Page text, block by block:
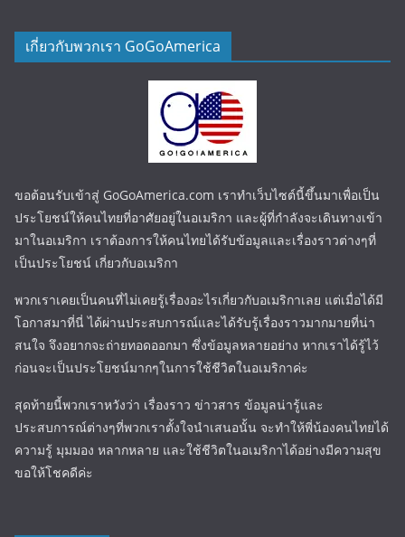
เกี่ยวกับพวกเรา GoGoAmerica
ขอต้อนรับเข้าสู่ GoGoAmerica.com เราทำเว็บไซต์นี้ขึ้นมาเพื่อเป็น
ประโยชน์ให้คนไทยที่อาศัยอยู่ในอเมริกา และผู้ที่กำลังจะเดินทางเข้า
มาในอเมริกา เราต้องการให้คนไทยได้รับข้อมูลและเรื่องราวต่างๆที่
เป็นประโยชน์ เกี่ยวกับอเมริกา
พวกเราเคยเป็นคนที่ไม่เคยรู้เรื่องอะไรเกี่ยวกับอเมริกาเลย แต่เมื่อได้มี
โอกาสมาที่นี่ ได้ผ่านประสบการณ์และได้รับรู้เรื่องราวมากมายที่น่า
สนใจ จึงอยากจะถ่ายทอดออกมา ซึ่งข้อมูลหลายอย่าง หากเราได้รู้ไว้
ก่อนจะเป็นประโยชน์มากๆในการใช้ชีวิตในอเมริกาค่ะ
สุดท้ายนี้พวกเราหวังว่า เรื่องราว ข่าวสาร ข้อมูลน่ารู้และ
ประสบการณ์ต่างๆที่พวกเราตั้งใจนำเสนอนั้น จะทำให้พี่น้องคนไทยได้
ความรู้ มุมมอง หลากหลาย และใช้ชีวิตในอเมริกาได้อย่างมีความสุข
ขอให้โชคดีค่ะ